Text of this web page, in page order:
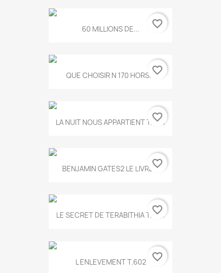
60 MILLIONS DE... favorite_border
QUE CHOISIR N 170 HORS...favorite_border
LA NUIT NOUS APPARTIENT T.634
favorite_border
BENJAMIN GATES2 LE LIVRE...
favorite_border
LE SECRET DE TERABITHIA T.560
favorite_border
L ENLEVEMENT T.602 favorite_border